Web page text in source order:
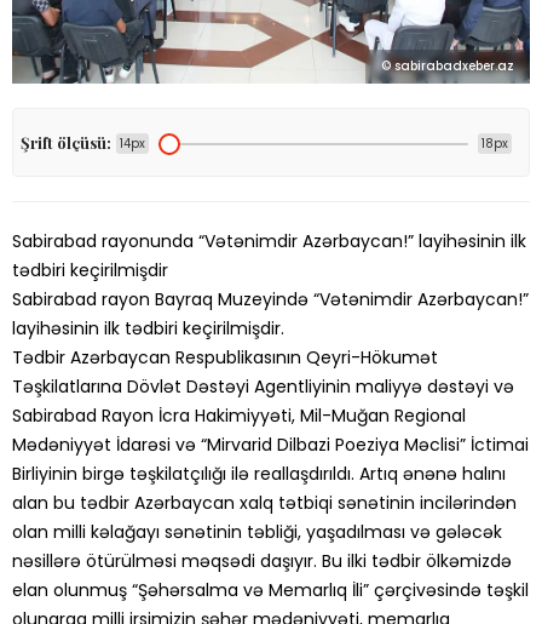
© sabirabadxeber.az
Şrift ölçüsü: 14px 18px
Sabirabad rayonunda “Vətənimdir Azərbaycan!” layihəsinin ilk
tədbiri keçirilmişdir
Sabirabad rayon Bayraq Muzeyində “Vətənimdir Azərbaycan!”
layihəsinin ilk tədbiri keçirilmişdir.
Tədbir Azərbaycan Respublikasının Qeyri-Hökumət
Təşkilatlarına Dövlət Dəstəyi Agentliyinin maliyyə dəstəyi və
Sabirabad Rayon İcra Hakimiyyəti, Mil-Muğan Regional
Mədəniyyət İdarəsi və “Mirvarid Dilbazi Poeziya Məclisi” İctimai
Birliyinin birgə təşkilatçılığı ilə reallaşdırıldı. Artıq ənənə halını
alan bu tədbir Azərbaycan xalq tətbiqi sənətinin incilərindən
olan milli kəlağayı sənətinin təbliği, yaşadılması və gələcək
nəsillərə ötürülməsi məqsədi daşıyır. Bu ilki tədbir ölkəmizdə
elan olunmuş “Şəhərsalma və Memarlıq İli” çərçivəsində təşkil
olunaraq milli irsimizin şəhər mədəniyyəti, memarlıq